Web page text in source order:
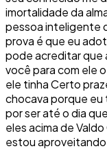
imortalidade da
pessoa inteligente
prova é que eu
pode acreditar que
você para com ele
ele tinha Certo
chocava porque eu
por ser até o dia
eles acima de
estou aproveitando